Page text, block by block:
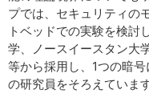
プでは、セキュリティの
トベッドでの実験を検討
学、ノースイースタン大
等から採用し、1つの暗
の研究員をそろえています